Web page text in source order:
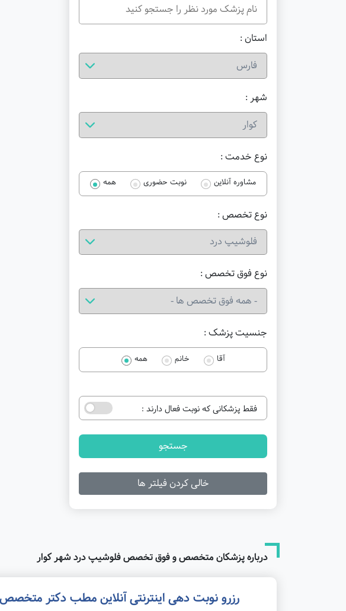
استان :
شهر :
نوع خدمت :
مشاوره آنلاین نوبت حضوری همه
نوع تخصص :
نوع فوق تخصص :
جنسیت پزشک :
آقا خانم همه
فقط پزشکانی که نوبت فعال دارند :
جستجو
خالی کردن فیلتر ها
درباره پزشکان متخصص و فوق تخصص فلوشیپ درد شهر کوار
رزرو نوبت دهی اینترنتی آنلاین مطب دکتر